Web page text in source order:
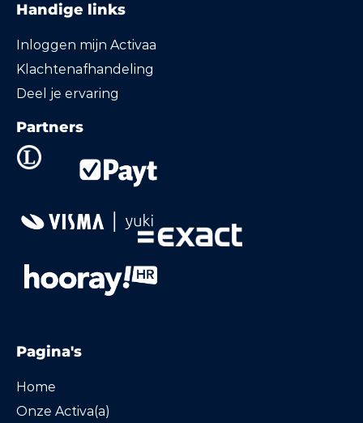
Handige links
Inloggen mijn Activaa
Klachtenafhandeling
Deel je ervaring
Partners
Pagina's
Home
Onze Activa(a)